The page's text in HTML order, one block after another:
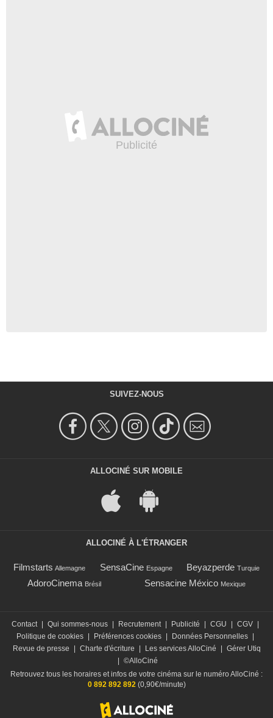
SUIVEZ-NOUS
ALLOCINÉ SUR MOBILE
ALLOCINÉ À L'ÉTRANGER
Filmstarts Allemagne SensaCine Espagne Beyazperde Turquie
AdoroCinema Brésil Sensacine México Mexique
Contact | Qui sommes-nous | Recrutement | Publicité | CGU | CGV |
Politique de cookies | Préférences cookies | Données Personnelles |
Revue de presse
| Charte d'écriture | Les services AlloCiné | Gérer Utiq
| ©AlloCiné
Retrouvez tous les horaires et infos de votre cinéma sur le numéro AlloCiné :
0 892 892 892(0,90€/minute)